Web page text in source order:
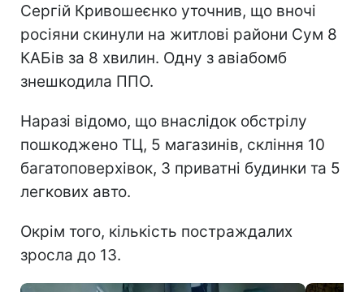
Сергій Кривошеєнко уточнив, що вночі
росіяни скинули на житлові райони Сум 8
КАБів за 8 хвилин. Одну з авіабомб
знешкодила ППО.
Наразі відомо, що внаслідок обстрілу
пошкоджено ТЦ, 5 магазинів, скління 10
багатоповерхівок, 3 приватні будинки та 5
легкових авто.
Окрім того, кількість постраждалих
зросла до 13.